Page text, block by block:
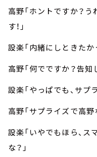
高野「ホントですか？
す！」
設楽「内緒にしときたか
高野「何でですか？告知
設楽「やっぱでも、サプ
高野「サプライズで高野
設楽「いやでもほら、
な？」